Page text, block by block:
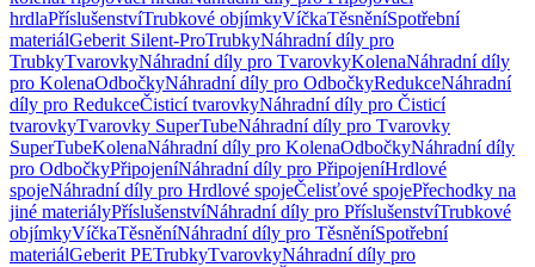
hrdlaPříslušenstvíTrubkové objímkyVíčkaTěsněníSpotřební
materiálGeberit Silent-ProTrubkyNáhradní díly pro
TrubkyTvarovkyNáhradní díly pro TvarovkyKolenaNáhradní díly
pro KolenaOdbočkyNáhradní díly pro OdbočkyRedukceNáhradní
díly pro RedukceČisticí tvarovkyNáhradní díly pro Čisticí
tvarovkyTvarovky SuperTubeNáhradní díly pro Tvarovky
SuperTubeKolenaNáhradní díly pro KolenaOdbočkyNáhradní díly
pro OdbočkyPřipojeníNáhradní díly pro PřipojeníHrdlové
spojeNáhradní díly pro Hrdlové spojeČelisťové spojePřechodky na
jiné materiályPříslušenstvíNáhradní díly pro PříslušenstvíTrubkové
objímkyVíčkaTěsněníNáhradní díly pro TěsněníSpotřební
materiálGeberit PETrubkyTvarovkyNáhradní díly pro